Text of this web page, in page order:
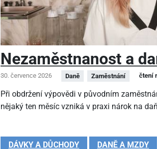
Nezaměstnanost a
30. července 2026 Daně Zaměstnání čtení
Při obdržení výpovědi v původním
nějaký ten měsíc vzniká v praxi nárok na
DÁVKY A DŮCHODY DANĚ A MZDY